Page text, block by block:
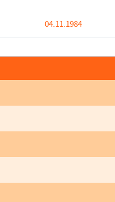
04.11.1984